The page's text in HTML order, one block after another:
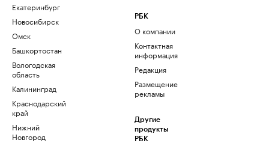
Екатеринбург
Новосибирск
Омск
Башкортостан
Вологодская
область
Калининград
Краснодарский
край
Нижний
Новгород
РБК
О компании
Контактная
информация
Редакция
Размещение
рекламы
Другие
продукты
РБК